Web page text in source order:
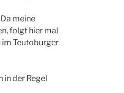
meine
folgt hier mal
Teutoburger
in der Regel